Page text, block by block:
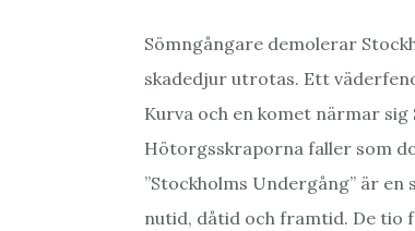
Sömngångare demolerar
skadedjur utrotas. Ett
Kurva och en komet närmar
Hötorgsskraporna faller som
”Stockholms Undergång” är
nutid, dåtid och framtid. De tio